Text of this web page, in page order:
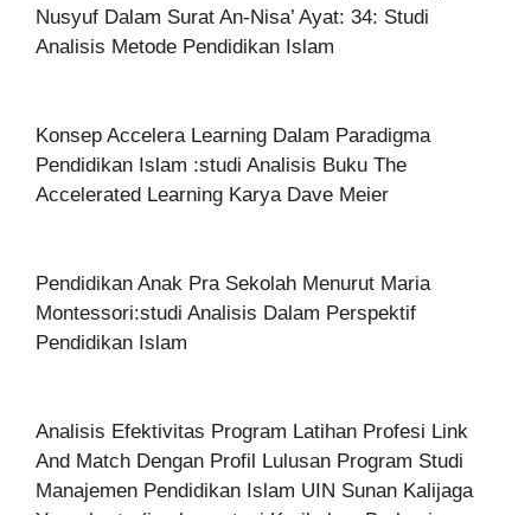
Nusyuf Dalam Surat An-Nisa’ Ayat: 34: Studi
Analisis Metode Pendidikan Islam
Konsep Accelera Learning Dalam Paradigma
Pendidikan Islam :studi Analisis Buku The
Accelerated Learning Karya Dave Meier
Pendidikan Anak Pra Sekolah Menurut Maria
Montessori:studi Analisis Dalam Perspektif
Pendidikan Islam
Analisis Efektivitas Program Latihan Profesi Link
And Match Dengan Profil Lulusan Program Studi
Manajemen Pendidikan Islam UIN Sunan Kalijaga